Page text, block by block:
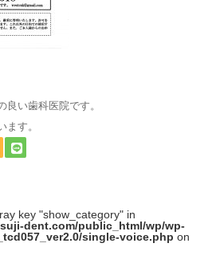
良い歯科医院です。
ます。
key "show_category" in
dent.com/public_html/wp/wp-
single-voice.php on